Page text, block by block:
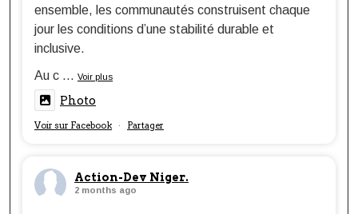
ensemble, les communautés construisent chaque
jour les conditions d’une stabilité durable et
inclusive.
Au c ... Voir plus
Photo
Voir sur Facebook · Partager
Action-Dev Niger.
2 months ago